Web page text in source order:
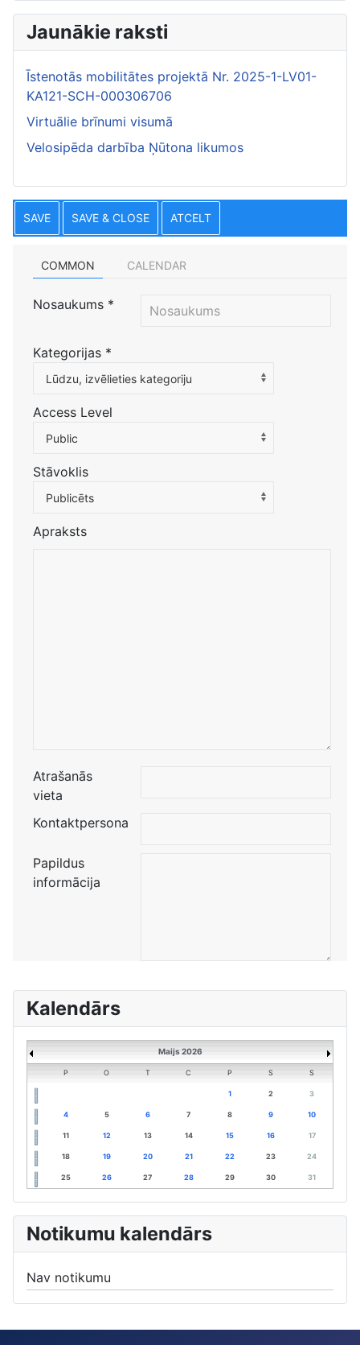
Jaunākie raksti
Īstenotās mobilitātes projektā Nr. 2025-1-LV01-
KA121-SCH-000306706
Virtuālie brīnumi visumā
Velosipēda darbība Ņūtona likumos
SAVE SAVE & CLOSE ATCELT
COMMON CALENDAR
Nosaukums *
Kategorijas *
Atlasiet kategoriju, lai filtrētu sarakstu
Lūdzu, izvēlieties kategoriju
Access Level
Public
Stāvoklis
Publicēts
Apraksts
Atrašanās
vieta
Kontaktpersona
Papildus
informācija
Kalendārs
Maijs 2026
P O T C P S S
1 2 3
4 5 6 7 8 9 10
11 12 13 14 15 16 17
18 19 20 21 22 23 24
25 26 27 28 29 30 31
Notikumu kalendārs
Nav notikumu